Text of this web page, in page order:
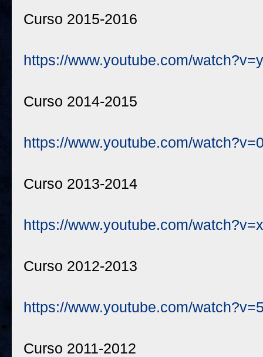
Curso 2015-2016
https://www.youtube.com/
Curso 2014-2015
https://www.youtube.com/
Curso 2013-2014
https://www.youtube.com/
Curso 2012-2013
https://www.youtube.com/
Curso 2011-2012